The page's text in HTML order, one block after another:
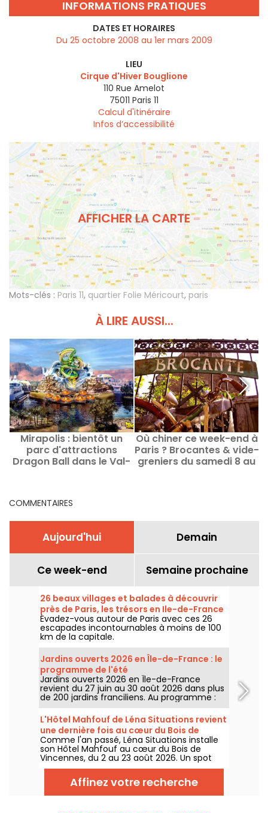
INFORMATIONS PRATIQUES
DATES ET HORAIRES
Du 25 octobre 2008 au 1er mars 2009
LIEU
Cirque d'Hiver Bouglione
110 Rue Amelot
75011 Paris 11
Calcul d'itinéraire
Infos d’accessibilité
AFFICHER LA CARTE
Mots-clés : Paris 11, quartier Folie Méricourt, paris
À LIRE AUSSI...
Mirapolis : bientôt un
parc d'attractions
Dragon Ball dans le Val-
Où chiner ce week-end à
Paris ? Brocantes & vide-
greniers du samedi 8 au
COMMENTAIRES
Aujourd'hui Demain
Ce week-end Semaine prochaine
26 beaux villages et balades à découvrir
près de Paris, les trésors en Ile-de-France
Évadez-vous autour de Paris avec ces 26
escapades incontournables à moins de 100
km de la capitale.
Jardins ouverts 2026 en Île-de-France : le
programme de l'été
Jardins ouverts 2026 en Île-de-France
revient du 27 juin au 30 août 2026 dans plus
de 200 jardins franciliens. Au programme :
concerts, spectacles, visites, ateliers et
installations artistiques.
L'Hôtel Mahfouf de Léna Situations revient
une dernière fois au cœur du Bois de
Vincennes
Comme l'an passé, Léna Situations installe
son Hôtel Mahfouf au cœur du Bois de
Vincennes, du 2 au 23 août 2026. Un spot
chill et estival, entre vlogs d'août, shopping,
gourmandises végé et détente, avec un
goût de nostalgie.
Affinez votre recherche